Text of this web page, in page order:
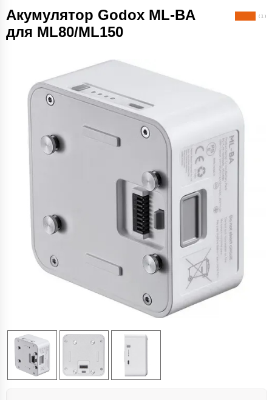
Акумулятор Godox ML-BA
для ML80/ML150
( 1 )